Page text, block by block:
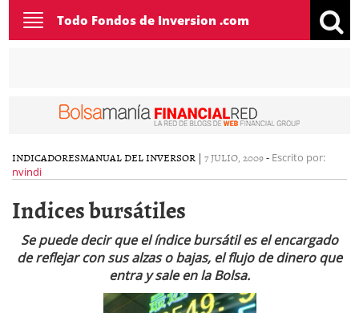
Toggle
navigation
Todo Fondos de Inversion .com
INDICADORESMANUAL DEL INVERSOR | 7 JULIO, 2009- Escrito por:
nvindi
Indices bursátiles
Se puede decir que elíndice bursátil es el encargado
de reflejar con sus alzas o bajas, el flujo de dinero que
entra y sale en la Bolsa.